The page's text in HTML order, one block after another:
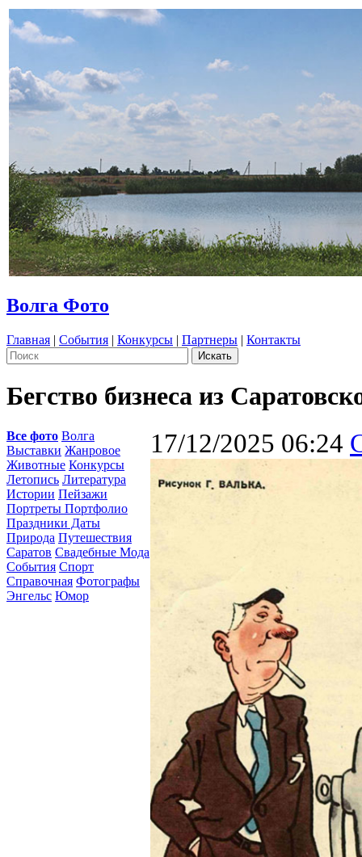
Волга Фото
Главная | События | Конкурсы | Партнеры | Контакты
Бегство бизнеса из
Все фото Волга
Выставки Жанровое
Животные Конкурсы
Летопись Литература
Истории Пейзажи
Портреты Портфолио
Праздники Даты
Природа Путешествия
Саратов Свадебные Мода
События Спорт
Справочная Фотографы
Энгельс Юмор
17/12/2025 06:24